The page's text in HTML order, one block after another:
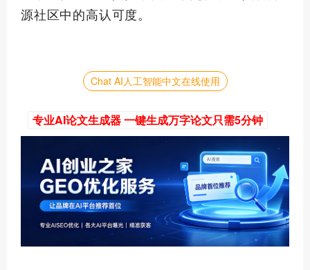
源社区中的高认可度。
Chat AI人工智能中文在线使用
专业AI论文生成器 一键生成万字论文只需5分钟